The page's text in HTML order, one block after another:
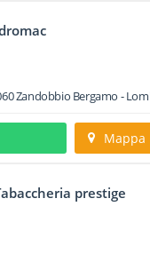
Zandobbio Bergamo -
Mappa
prestige